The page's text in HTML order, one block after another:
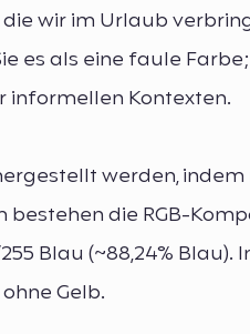
wir im Urlaub
es als eine faule
informellen Kontexten.
werden,
die RGB-
Blau (~88,24%
Gelb.